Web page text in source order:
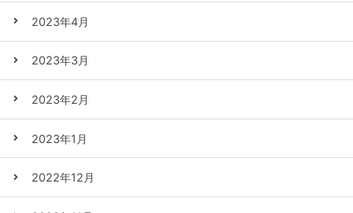
2023年4月
2023年3月
2023年2月
2023年1月
2022年12月